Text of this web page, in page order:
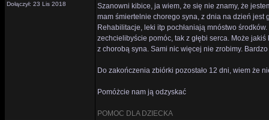
Dołączył: 23 Lis 2018
Szanowni kibice, ja wiem, że się nie znamy, że
mam śmiertelnie chorego syna, z dnia na dzień jest
Rehabilitacje, leki itp pochłaniają mnóstwo
zechcielibyście pomóc, tak z głębi serca. Może
z chorobą syna. Sami nic więcej nie zrobimy.
Do zakończenia zbiórki pozostało 12 dni, wiem że
Pomóżcie nam ją odzyskać
POMOC DLA DZIECKA